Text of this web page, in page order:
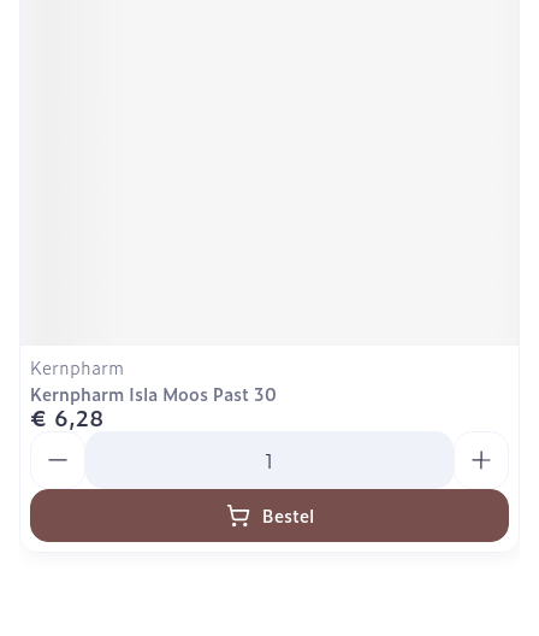
Kernpharm
Kernpharm Isla Moos Past 30
€ 6,28
Bestel